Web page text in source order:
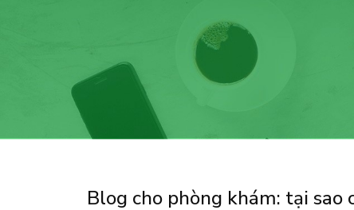
Blog cho phòng khám: tại